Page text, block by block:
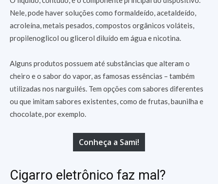
Nele, pode haver soluções como formaldeído, acetaldeído,
acroleína, metais pesados, compostos orgânicos voláteis,
propilenoglicol ou glicerol diluído em água e nicotina.
Alguns produtos possuem até substâncias que alteram o
cheiro e o sabor do vapor, as famosas essências – também
utilizadas nos narguilés. Tem opções com sabores diferentes
ou que imitam sabores existentes, como de frutas, baunilha e
chocolate, por exemplo.
Conheça a Sami!
Cigarro eletrônico faz mal?